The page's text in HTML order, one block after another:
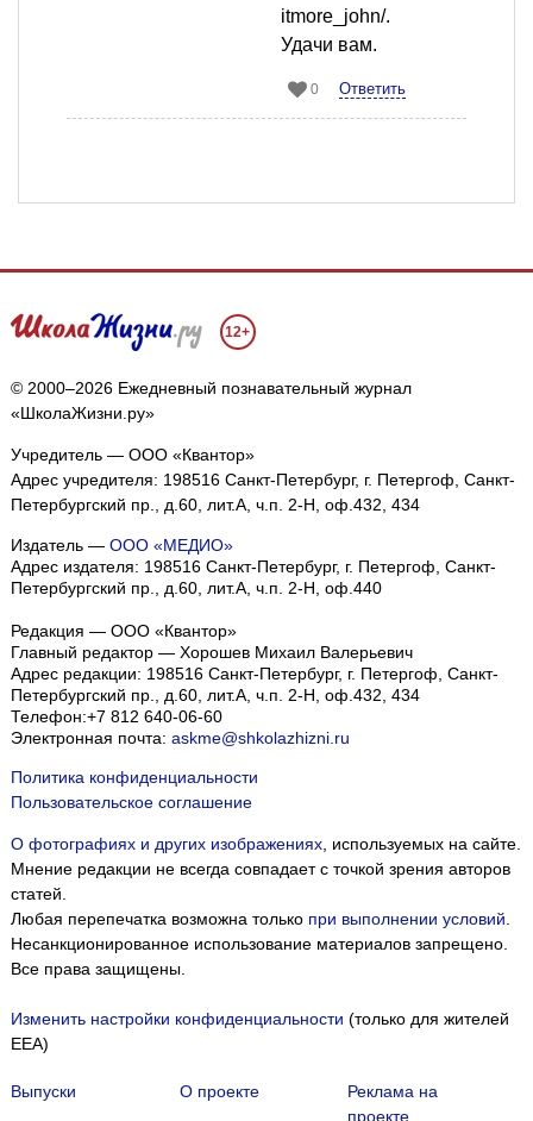
itmore_john/.
Удачи вам.
0 Ответить
12+
© 2000–2026 Ежедневный познавательный журнал
«ШколаЖизни.ру»
Учредитель — ООО «Квантор»
Адрес учредителя: 198516 Санкт-Петербург, г. Петергоф, Санкт-
Петербургский пр., д.60, лит.А, ч.п. 2-Н, оф.432, 434
Издатель — ООО «МЕДИО»
Адрес издателя: 198516 Санкт-Петербург, г. Петергоф, Санкт-
Петербургский пр., д.60, лит.А, ч.п. 2-Н, оф.440
Редакция — ООО «Квантор»
Главный редактор — Хорошев Михаил Валерьевич
Адрес редакции: 198516 Санкт-Петербург, г. Петергоф, Санкт-
Петербургский пр., д.60, лит.А, ч.п. 2-Н, оф.432, 434
Телефон:+7 812 640-06-60
Электронная почта: askme@shkolazhizni.ru
Политика конфиденциальности
Пользовательское соглашение
О фотографиях и других изображениях, используемых на сайте.
Мнение редакции не всегда совпадает с точкой зрения авторов
статей.
Любая перепечатка возможна только при выполнении условий.
Несанкционированное использование материалов запрещено.
Все права защищены.
Изменить настройки конфиденциальности (только для жителей
EEA)
Выпуски
О проекте
Реклама на
проекте